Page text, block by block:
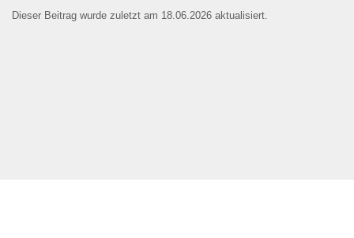
Kontaktaufnahme und ist nicht
Dieser Beitrag wurde zuletzt am 18.06.2026 aktualisiert.